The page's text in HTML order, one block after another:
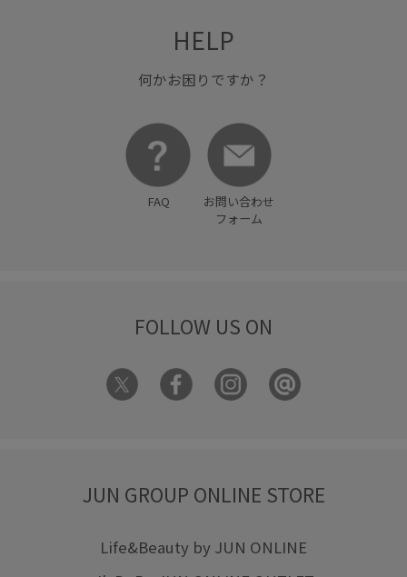
ペプラム ボリューム袖
ポリエステル
ミニマル メッシュ メッシュ素材
ワンピース 上品
取り外し可能 夏の機能素材アイテム
接触冷感 春夏 本革 機能素材
毛玉になりにくい 活躍する一着 涼しげ
HELP
何かお困りですか？
FAQ
お問い合わせ
フォーム
FOLLOW US ON
JUN GROUP ONLINE STORE
Life&Beauty by JUN ONLINE